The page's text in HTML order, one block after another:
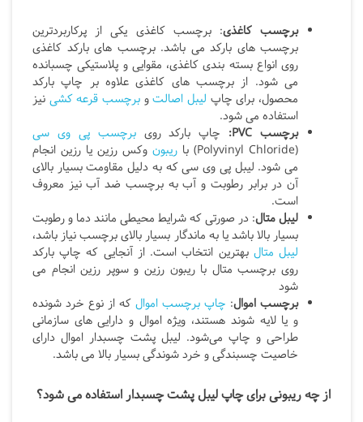
برچسب کاغذی: برچسب کاغذی یکی از پرکاربردترین
برچسب های بارکد می باشد. برچسب های بارکد کاغذی
روی انواع بسته بندی کاغذی، مقوایی و پلاستیکی چسبانده
می شود. از برچسب های کاغذی علاوه بر چاپ بارکد
محصول، برای چاپ لیبل اصالتو برچسب قرعه کشی نیز
استفاده می شود.
برچسب PVC
: چاپ بارکد رویبرچسب پی وی سی
(Polyvinyl Chloride) با
ریبون وکس رزین یا رزین انجام
می شود. لیبل پی وی سی که به دلیل مقاومت بسیار بالای
آن در برابر رطوبت و آب به برچسب ضد آب نیز معروف
است.
لیبل متال: در صورتی که شرایط محیطی مانند دما و رطوبت
بسیار بالا باشد یا به ماندگار بسیار بالای برچسب نیاز باشد،
لیبل متال بهترین انتخاب است. از آنجایی که چاپ بارکد
روی برچسب متال با ریبون رزین و سوپر رزین انجام می
شود
برچسب اموال: چاپ برچسب اموال که از نوع خرد شونده
و یا لایه شوند هستند، ویژه اموال و دارایی های سازمانی
طراحی و چاپ می‌شود. لیبل پشت چسبدار اموال دارای
خاصیت چسبندگی و خرد شوندگی بسیار بالا می باشد.
از چه ریبونی برای چاپ لیبل پشت چسبدار استفاده می شود؟